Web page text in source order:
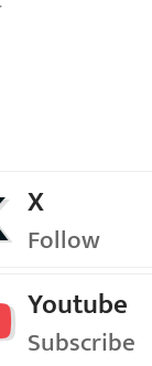
X
Follow
Youtube
Subscribe